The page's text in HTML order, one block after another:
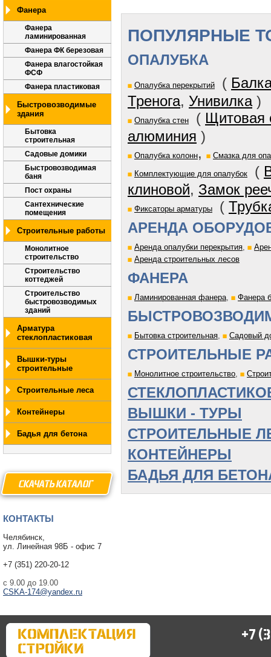
Фанера
Фанера
ламинированная
Фанера ФК березовая
Фанера влагостойкая
ФСФ
Фанера пластиковая
Быстровозводимые
здания
Бытовка
строительная
Садовые домики
Быстровозводимая
баня
Пост охраны
Сантехнические
помещения
Строительные работы
Монолитное
строительство
Строительство
коттеджей
Строительство
быстровозводимых
зданий
Арматура
стеклопластиковая
Вышки-туры
строительные
Строительные леса
Контейнеры
Бадья для бетона
СКАЧАТЫ КАТАЛОГ
КОНТАКТЫ
Челябинск,
ул. Линейная 98Б - офис 7
+7 (351) 220-20-12
с 9.00 до 19.00
CSKA-174@yandex.ru
ПОПУЛЯРНЫЕ
ОПАЛУБКА
Опалубка перекрытий (
Тренога, Унивилка)
Опалубка стен ( Щитовая
алюминия )
Опалубка колонн,
Смазка для
Комплектующие для опалубок
(
клиновой, Замок
Фиксаторы арматуры (
АРЕНДА
Аренда опалубки перекрытия,
Аренда строительных лесов
ФАНЕРА
Ламинированная фанера, Фанера
Бытовка строительная, Садовый
СТРОИТЕЛЬНЫЕ
Монолитное строительство,
ВЫШКИ - ТУРЫ
СТРОИТЕЛЬНЫЕ
КОНТЕЙНЕРЫ
БАДЬЯ ДЛЯ
+7